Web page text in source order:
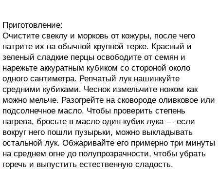
Приготовление:
Очистите свеклу и морковь от кожуры, после чего
натрите их на обычной крупной терке. Красный и
зеленый сладкие перцы освободите от семян и
нарежьте аккуратным кубиком со стороной около
одного сантиметра. Репчатый лук нашинкуйте
средними кубиками. Чеснок измельчите ножом как
можно мельче. Разогрейте на сковороде оливковое или
подсолнечное масло. Чтобы проверить степень
нагрева, бросьте в масло один кубик лука — если
вокруг него пошли пузырьки, можно выкладывать
остальной лук. Обжаривайте его примерно три минуты
на среднем огне до полупрозрачности, чтобы убрать
горечь и выпустить естественную сладость.